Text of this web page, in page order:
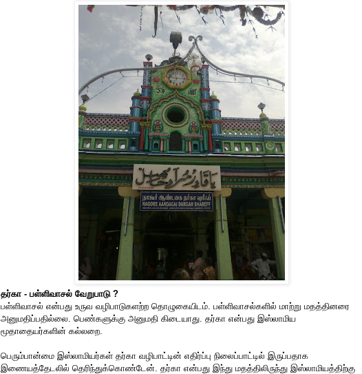
தர்கா - பள்ளிவாசல் வேறுபாடு ?
பள்ளிவாசல் என்பது உருவ வழிபாடுகளற்ற தொழுகையிடம். பள்ளிவாசல்களில் மாற்று மதத்தினரை
அனுமதிப்பதில்லை. பெண்களுக்கு அனுமதி கிடையாது. தர்கா என்பது இஸ்லாமிய
மூதாதையர்களின் கல்லறை.
பெரும்பான்மை இஸ்லாமியர்கள் தர்கா வழிபாட்டின் எதிர்ப்பு நிலைப்பாட்டில் இருப்பதாக
இணையத்தேடலில் தெரிந்துக்கொண்டேன். தர்கா என்பது இந்து மதத்திலிருந்து இஸ்லாமியத்திற்கு